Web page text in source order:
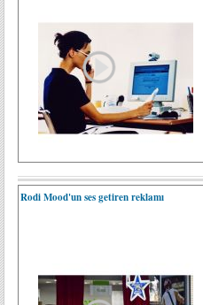
Rodi Mood'un ses getiren reklamı